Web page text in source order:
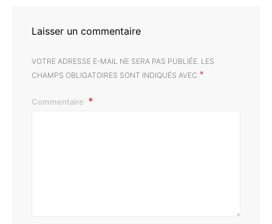
Laisser un commentaire
VOTRE ADRESSE E-MAIL NE SERA PAS PUBLIÉE. LES
CHAMPS OBLIGATOIRES SONT INDIQUÉS AVEC *
Commentaire